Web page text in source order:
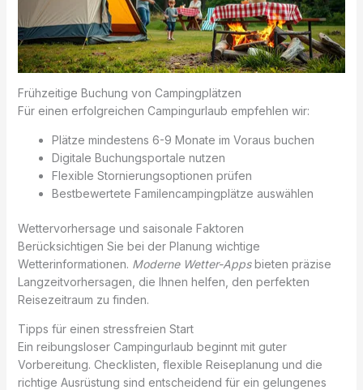
Frühzeitige Buchung von Campingplätzen
Für einen erfolgreichen Campingurlaub empfehlen wir:
Plätze mindestens 6-9 Monate im Voraus buchen
Digitale Buchungsportale nutzen
Flexible Stornierungsoptionen prüfen
Bestbewertete Familencampingplätze auswählen
Wettervorhersage und saisonale Faktoren
Berücksichtigen Sie bei der Planung wichtige
Wetterinformationen. Moderne Wetter-Appsbieten präzise
Langzeitvorhersagen, die Ihnen helfen, den perfekten
Reisezeitraum zu finden.
Tipps für einen stressfreien Start
Ein reibungsloser Campingurlaub beginnt mit guter
Vorbereitung. Checklisten, flexible Reiseplanung und die
richtige Ausrüstung sind entscheidend für ein gelungenes